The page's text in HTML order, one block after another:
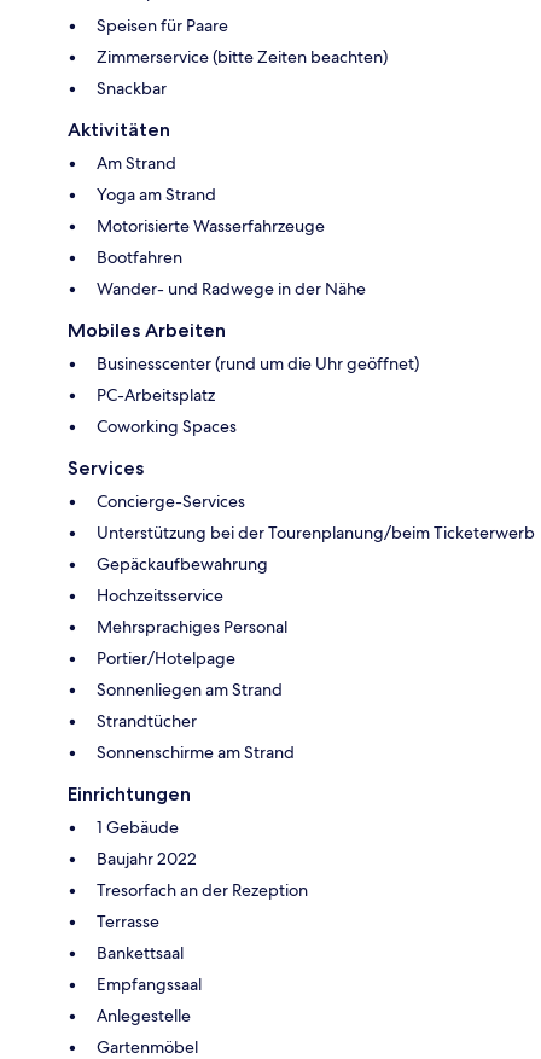
Speisen für Paare
Zimmerservice (bitte Zeiten beachten)
Snackbar
Aktivitäten
Am Strand
Yoga am Strand
Motorisierte Wasserfahrzeuge
Bootfahren
Wander- und Radwege in der Nähe
Mobiles Arbeiten
Businesscenter (rund um die Uhr geöffnet)
PC-Arbeitsplatz
Coworking Spaces
Services
Concierge-Services
Unterstützung bei der Tourenplanung/beim Ticketerwerb
Gepäckaufbewahrung
Hochzeitsservice
Mehrsprachiges Personal
Portier/Hotelpage
Sonnenliegen am Strand
Strandtücher
Sonnenschirme am Strand
Einrichtungen
1 Gebäude
Baujahr 2022
Tresorfach an der Rezeption
Terrasse
Bankettsaal
Empfangssaal
Anlegestelle
Gartenmöbel